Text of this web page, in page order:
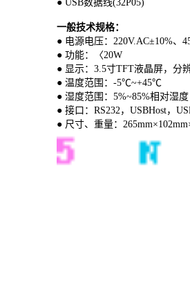
● USB数据线(32P05)
一般技术规格：
● 电源电压：220V.AC±10%、
● 功能：〈20W
● 显示：3.5寸TFT液晶屏，分
● 温度范围：-5℃~+45℃
● 湿度范围：5%~85%相对湿度
● 接口：RS232，USBHost，
● 尺寸、重量：